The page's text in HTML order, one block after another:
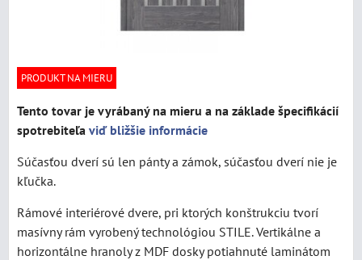
PRODUKT NA MIERU
Tento tovar je vyrábaný na mieru a na základe špecifikácií
spotrebiteľa viď bližšie informácie
Súčasťou dverí sú len pánty a zámok, súčasťou dverí nie je
kľučka.
Rámové interiérové dvere, pri ktorých konštrukciu tvorí
masívny rám vyrobený technológiou STILE. Vertikálne a
horizontálne hranoly z MDF dosky potiahnuté laminátom